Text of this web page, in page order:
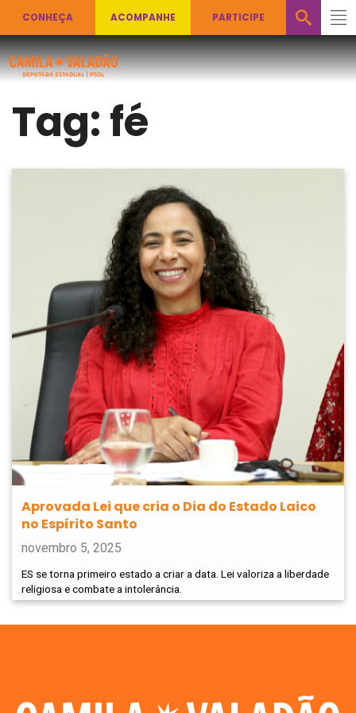
CONHEÇA ACOMPANHE PARTICIPE
Tag:fé
Aprovada Lei que cria o Dia do Estado Laico
no Espírito Santo
novembro 5, 2025
ES se torna primeiro estado a criar a data. Lei valoriza a liberdade
religiosa e combate a intolerância.